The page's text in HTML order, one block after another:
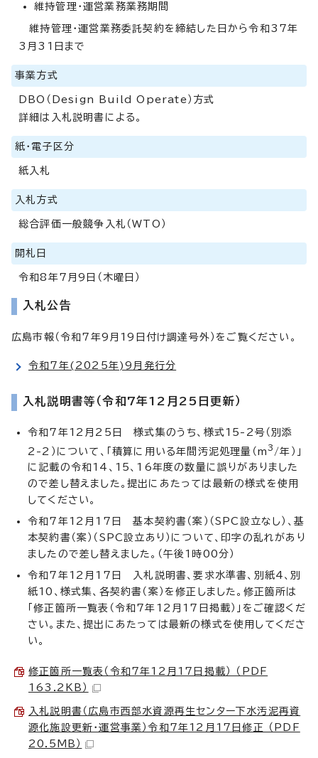
維持管理・運営業務業務期間
維持管理・運営業務委託契約を締結した日から令和37年
3月31日まで
事業方式
DBO（Design Build Operate）方式
詳細は入札説明書による。
紙・電子区分
紙入札
入札方式
総合評価一般競争入札（WTO）
開札日
令和8年7月9日（木曜日）
入札公告
広島市報（令和7年9月19日付け調達号外）をご覧ください。
令和7年(2025年)9月発行分
入札説明書等（令和7年12月25日更新）
令和7年12月25日 様式集のうち、様式15-2号（別添
2-2）について、「積算に用いる年間汚泥処理量（m3 /年）」
に記載の令和14、15、16年度の数量に誤りがありました
ので差し替えました。提出にあたっては最新の様式を使用
してください。
令和7年12月17日 基本契約書（案）（SPC設立なし）、基
本契約書（案）（SPC設立あり）について、印字の乱れがあり
ましたので差し替えました。（午後1時00分）
令和7年12月17日 入札説明書、要求水準書、別紙4、別
紙10、様式集、各契約書（案）を修正しました。修正箇所は
「修正箇所一覧表（令和7年12月17日掲載）」をご確認くだ
さい。また、提出にあたっては最新の様式を使用してくださ
い。
修正箇所一覧表（令和7年12月17日掲載） （PDF
163.2KB）
入札説明書（広島市西部水資源再生センター下水汚泥再資
源化施設更新・運営事業）令和7年12月17日修正 （PDF
20.5MB）